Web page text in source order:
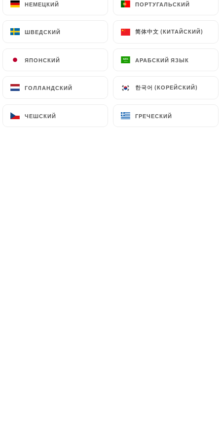
НЕМЕЦКИЙ ПОРТУГАЛЬСКИЙ
ШВЕДСКИЙ 简体中文 (КИТАЙСКИЙ)
ЯПОНСКИЙ АРАБСКИЙ ЯЗЫК
ГОЛЛАНДСКИЙ 한국어 (КОРЕЙСКИЙ)
ЧЕШСКИЙ ГРЕЧЕСКИЙ
Галерея
НЕМЕЦКИЙ ПОРТУГАЛЬСКИЙ
ШВЕДСКИЙ 简体中文 (КИТАЙСКИЙ)
ЯПОНСКИЙ АРАБСКИЙ ЯЗЫК
ГОЛЛАНДСКИЙ 한국어 (КОРЕЙСКИЙ)
ЧЕШСКИЙ ГРЕЧЕСКИЙ